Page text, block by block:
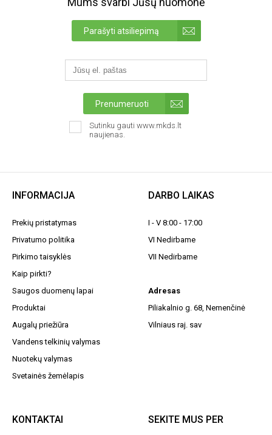
Parašyti atsiliepimą
Prenumeruoti
Sutinku gauti www.mkds.lt
naujienas.
INFORMACIJA
Prekių pristatymas
Privatumo politika
Pirkimo taisyklės
Kaip pirkti?
Saugos duomenų lapai
Produktai
Augalų priežiūra
Vandens telkinių valymas
Nuotekų valymas
Svetainės žemėlapis
DARBO LAIKAS
I - V 8:00 - 17:00
VI Nedirbame
VII Nedirbame
Adresas
Piliakalnio g. 68, Nemenčinė
Vilniaus raj. sav
KONTAKTAI SEKITE MUS PER